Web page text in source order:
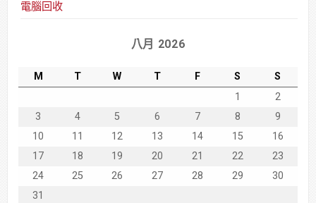
電腦回收
八月 2026
M T W T F S
S
1
2
3
4 5 6 7 8
9
10
11 12 13 14 15
16
17
18 19 20 21 22
23
24
25 26 27 28 29
30
31